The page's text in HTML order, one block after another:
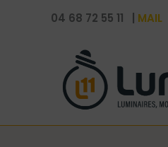
04 68 72 55 11 | MAIL